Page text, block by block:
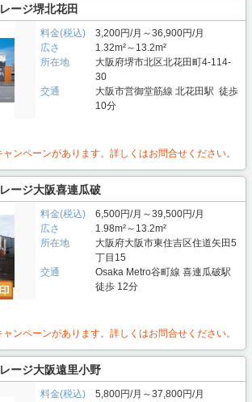
ージ堺北花田
料金(税込)
3,200円/月～36,900円/月
広さ
1.32m²～13.2m²
所在地
大阪府堺市北区北花田町4-114-
30
交通
大阪市営御堂筋線 北花田駅 徒歩
10分
ンペーンがあります。詳しくはお問合せください。
ージ大阪喜連瓜破
料金(税込)
6,500円/月～39,500円/月
広さ
1.98m²～13.2m²
所在地
大阪府大阪市東住吉区住道矢田5
丁目15
交通
Osaka Metro谷町線 喜連瓜破駅
徒歩 12分
ンペーンがあります。詳しくはお問合せください。
ージ大阪遠里小野
料金(税込)
5,800円/月～37,800円/月